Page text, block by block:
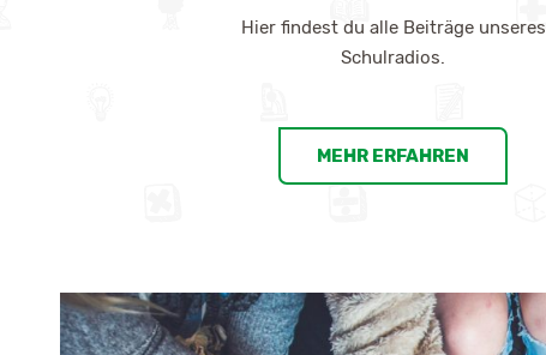
Hier findest du alle Beiträge unseres
Schulradios.
MEHR ERFAHREN